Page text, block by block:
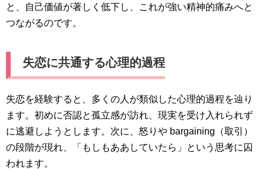
と、自己価値が著しく低下し、これが強い精神的痛みへと
つながるのです。
失恋に共通する心理的過程
失恋を経験すると、多くの人が類似した心理的過程を辿り
ます。初めに否認と孤立感が訪れ、現実を受け入れられず
に逃避しようとします。次に、怒りや bargaining（取引）
の段階が現れ、「もしもああしていたら」という思考に囚
われます。